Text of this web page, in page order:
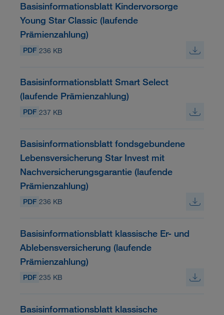
Basisinformationsblatt Kindervorsorge
Young Star Classic (laufende
Prämienzahlung)
PDF 236 KB
Basisinformationsblatt Smart Select
(laufende Prämienzahlung)
PDF 237 KB
Basisinformationsblatt fondsgebundene
Lebensversicherung Star Invest mit
Nachversicherungsgarantie (laufende
Prämienzahlung)
PDF 236 KB
Basisinformationsblatt klassische Er- und
Ablebensversicherung (laufende
Prämienzahlung)
PDF 235 KB
Basisinformationsblatt klassische